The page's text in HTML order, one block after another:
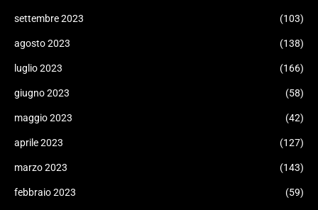
settembre 2023 (103)
agosto 2023 (138)
luglio 2023 (166)
giugno 2023 (58)
maggio 2023 (42)
aprile 2023 (127)
marzo 2023 (143)
febbraio 2023 (59)